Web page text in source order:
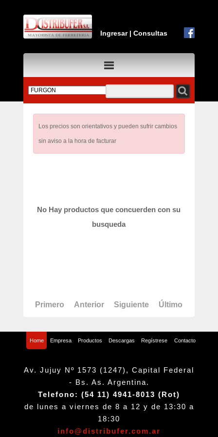
Ingresar|Consultas
Los precios son orientativos y pueden sufrir cambios
sin aviso a la hora de facturar
No Hay productos que concuerden con su
busqueda
Primero Anterior Siguiente Último
Home Empresa Productos Descargas Regístrese Contacto
Av. Jujuy Nº 1573 (1247), Capital Federal
- Bs. As. Argentina.
Telefono: (54 11) 4941-8013 (Rot)
de lunes a viernes de 8 a 12 y de 13:30 a
18:30
info@distribufer.com.ar